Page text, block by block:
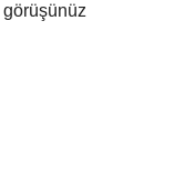
görüşünüz